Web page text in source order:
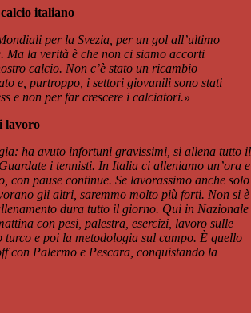
italiano
per la Svezia, per un gol all’ultimo
Ma la verità è che non ci siamo accorti
calcio. Non c’è stato un ricambio
e, purtroppo, i settori giovanili sono stati
e non per far crescere i calciatori.»
lavoro
ha avuto infortuni gravissimi, si allena tutto il
i tennisti. In Italia ci alleniamo un’ora e
con pause continue. Se lavorassimo anche solo
gli altri, saremmo molto più forti. Non si è
dura tutto il giorno. Qui in Nazionale
con pesi, palestra, esercizi, lavoro sulle
turco e poi la metodologia sul campo. È quello
con Palermo e Pescara, conquistando la